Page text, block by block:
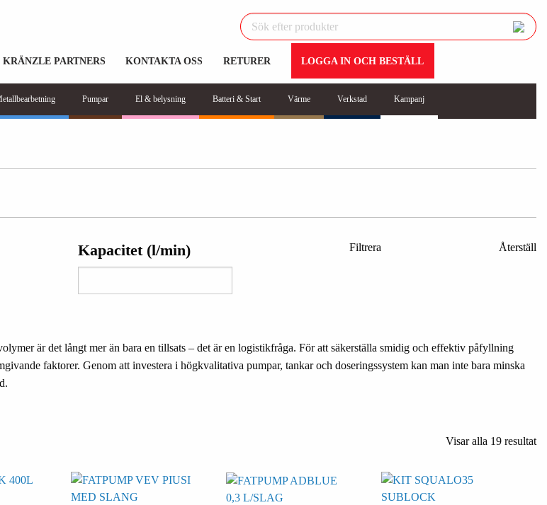
KRÄNZLE PARTNERS KONTAKTA OSS RETURER LOGGA IN OCH BESTÄLL
Pumpar El & belysning Batteri & Start Värme Verkstad Kampanj
Kapacitet (l/min) Filtrera Återställ
är det långt mer än bara en tillsats – det är en logistikfråga. För att säkerställa smidig och effektiv påfyllning
faktorer. Genom att investera i högkvalitativa pumpar, tankar och doseringssystem kan man inte bara minska
Visar alla 19 resultat
0,3 L/SLAG